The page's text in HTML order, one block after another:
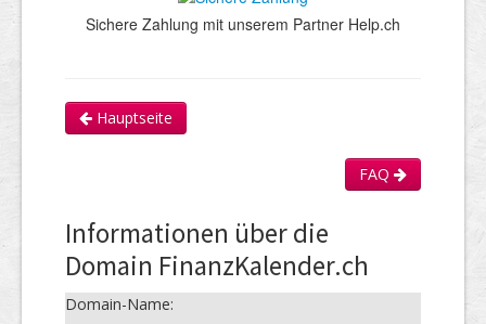
Sichere Zahlung mit unserem Partner Help.ch
Hauptseite
FAQ
Informationen über die
Domain FinanzKalender.ch
Domain-Name: